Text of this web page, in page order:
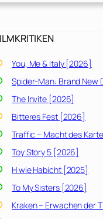
You, Me & Italy [2026]
Spider-Man: Brand New
The Invite [2026]
Bitteres Fest [2026]
Traffic – Macht des
Toy Story 5 [2026]
H wie Habicht [2025]
To My Sisters [2026]
Kraken – Erwachen der